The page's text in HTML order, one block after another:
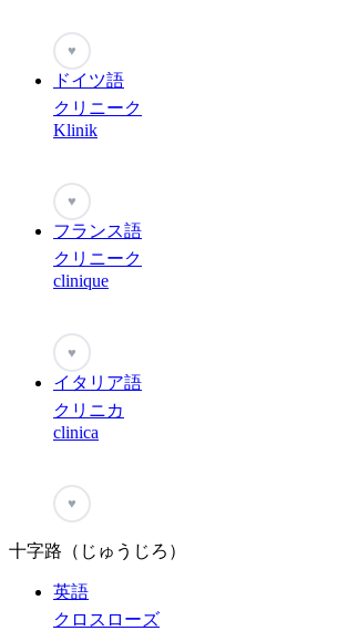
♥
ドイツ語
クリニーク
Klinik
♥
フランス語
クリニーク
clinique
♥
イタリア語
クリニカ
clinica
♥
十字路（じゅうじろ）
英語
クロスローズ